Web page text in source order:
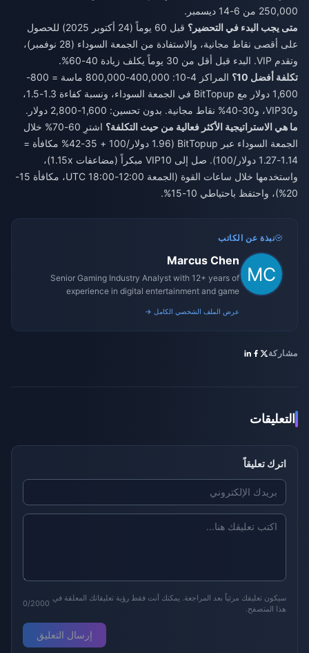
250,000 من 6-14 ديسمبر.
متى يجب البدء في التحضير؟
قبل 60 يوماً (24 أكتوبر 2025) للحصول
على أقصى نقاط مجانية، والاستفادة من الجمعة السوداء (28 نوفمبر)،
وتقدم VIP. البدء قبل أقل من 30 يوماً يكلف زيادة 40-60%.
تكلفة أفضل 10؟
المراكز 4-10: 400,000-800,000 ماسة = 800-
1,600 دولار مع BitTopup في الجمعة السوداء، ونسبة كفاءة 1.3-1.5،
وVIP30، و30-40% نقاط مجانية. بدون تحسين: 1,600-2,800 دولار.
ما هي الاستراتيجية الأكثر فعالية من حيث التكلفة؟
اشترِ 60-70% خلال
الجمعة السوداء عبر BitTopup (1.96 دولار/100 + 35-42% مكافأة =
1.14-1.27 دولار/100). صل إلى VIP10 مبكراً (مضاعفات 1.15x)،
واستخدمها خلال ساعات القوة (الجمعة 12:00-18:00 UTC، مكافأة 15-
20%)، واحتفظ باحتياطي 10-15%.
نبذة عن الكاتب
Marcus Chen
Senior Gaming Industry Analyst with 12+ years of
experience in digital entertainment and game
عرض الملف الشخصي الكامل →
مشاركة
التعليقات
اترك تعليقاً
سيكون تعليقك مرئياً بعد المراجعة. يمكنك أنت فقط رؤية تعليقاتك المعلقة في
هذا المتصفح.
0/2000
إرسال التعليق